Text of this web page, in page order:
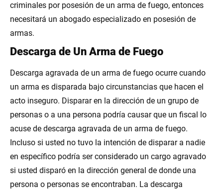
criminales por posesión de un arma de fuego, entonces
necesitará un abogado especializado en posesión de
armas.
Descarga de Un Arma de Fuego
Descarga agravada de un arma de fuego ocurre cuando
un arma es disparada bajo circunstancias que hacen el
acto inseguro. Disparar en la dirección de un grupo de
personas o a una persona podría causar que un fiscal lo
acuse de descarga agravada de un arma de fuego.
Incluso si usted no tuvo la intención de disparar a nadie
en específico podría ser considerado un cargo agravado
si usted disparó en la dirección general de donde una
persona o personas se encontraban. La descarga